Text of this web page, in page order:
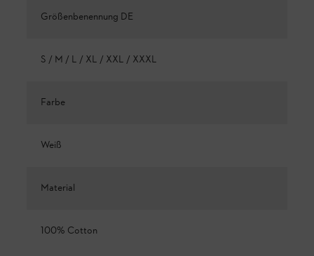
Größenbenennung DE
S / M / L / XL / XXL / XXXL
Farbe
Weiß
Material
100% Cotton